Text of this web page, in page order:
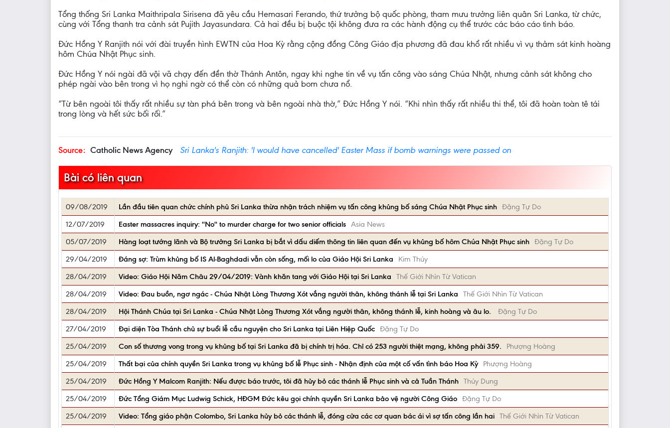
Tổng thống Sri Lanka Maithripala Sirisena đã yêu cầu Hemasari Ferando, thứ trưởng bộ quốc phòng, tham mưu trưởng liên quân Sri Lanka, từ chức,
cùng với Tổng thanh tra cảnh sát Pujith Jayasundara. Cả hai đều bị buộc tội không đưa ra các hành động cụ thể trước các báo cáo tình báo.
Đức Hồng Y Ranjith nói với đài truyền hình EWTN của Hoa Kỳ rằng cộng đồng Công Giáo địa phương đã đau khổ rất nhiều vì vụ thảm sát kinh hoàng
hôm Chúa Nhật Phục sinh.
Đức Hồng Y nói ngài đã vội vã chạy đến đền thờ Thánh Antôn, ngay khi nghe tin về vụ tấn công vào sáng Chúa Nhật, nhưng cảnh sát không cho
phép ngài vào bên trong vì họ nghi ngờ có thể còn có những quả bom chưa nổ.
“Từ bên ngoài tôi thấy rất nhiều sự tàn phá bên trong và bên ngoài nhà thờ,” Đức Hồng Y nói. “Khi nhìn thấy rất nhiều thi thể, tôi đã hoàn toàn tê tái
trong lòng và hết sức bối rối.”
Source: Catholic News Agency Sri Lanka's Ranjith: 'I would have cancelled' Easter Mass if bomb warnings were passed on
Bài có liên quan
09/08/2019 Lần đầu tiên quan chức chính phủ Sri Lanka thừa nhận trách nhiệm vụ tấn công khủng bố sáng Chúa Nhật Phục sinh Đặng Tự Do
12/07/2019
Easter massacres inquiry: ''No'' to murder charge for two senior officials Asia News
05/07/2019
Hàng loạt tướng lãnh và Bộ trưởng Sri Lanka bị bắt vì dấu diếm thông tin liên quan đến vụ khủng bố hôm Chúa Nhật Phục sinh Đặng Tự Do
29/04/2019
Đáng sợ: Trùm khủng bố IS Al-Baghdadi vẫn còn sống, mối lo của Giáo Hội Sri Lanka
Kim Thúy
28/04/2019
Video: Giáo Hội Năm Châu 29/04/2019: Vành khăn tang với Giáo Hội tại Sri Lanka
Thế Giới Nhìn Từ Vatican
28/04/2019
Video: Đau buồn, ngơ ngác - Chúa Nhật Lòng Thương Xót vắng người thân, không thánh lễ tại Sri Lanka
Thế Giới Nhìn Từ Vatican
28/04/2019
Hội Thánh Chúa tại Sri Lanka - Chúa Nhật Lòng Thương Xót vắng người thân, không thánh lễ, kinh hoàng và âu lo.
Đặng Tự Do
27/04/2019
Đại diện Tòa Thánh chủ sự buổi lễ cầu nguyện cho Sri Lanka tại Liên Hiệp Quốc Đặng Tự Do
25/04/2019
Con số thương vong trong vụ khủng bố tại Sri Lanka đã bị chính trị hóa. Chỉ có 253 người thiệt mạng, không phải 359.
Phượng Hoàng
25/04/2019
Thất bại của chính quyền Sri Lanka trong vụ khủng bố lễ Phục sinh - Nhận định của một cố vấn tình báo Hoa Kỳ
Phượng Hoàng
25/04/2019
Đức Hồng Y Malcom Ranjith: Nếu được báo trước, tôi đã hủy bỏ các thánh lễ Phục sinh và cả Tuần Thánh Thúy Dung
25/04/2019
Đức Tổng Giám Mục Ludwig Schick, HĐGM Đức kêu gọi chính quyền Sri Lanka bảo vệ người Công Giáo Đặng Tự Do
25/04/2019
Video: Tổng giáo phận Colombo, Sri Lanka hủy bỏ các thánh lễ, đóng cửa các cơ quan bác ái vì sợ tấn công lần hai Thế Giới Nhìn Từ Vatican